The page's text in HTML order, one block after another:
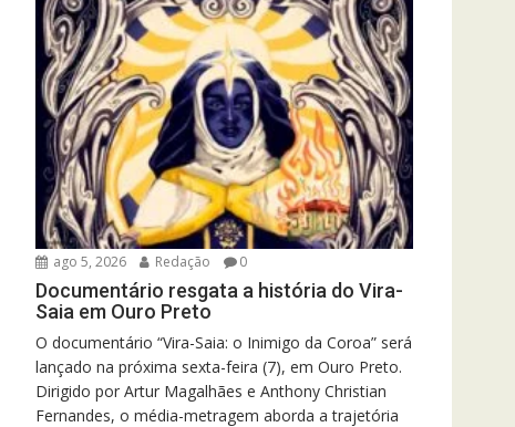
ago 5, 2026 Redação 0
Documentário resgata a história do Vira-
Saia em Ouro Preto
O documentário “Vira-Saia: o Inimigo da Coroa” será
lançado na próxima sexta-feira (7), em Ouro Preto.
Dirigido por Artur Magalhães e Anthony Christian
Fernandes, o média-metragem aborda a trajetória